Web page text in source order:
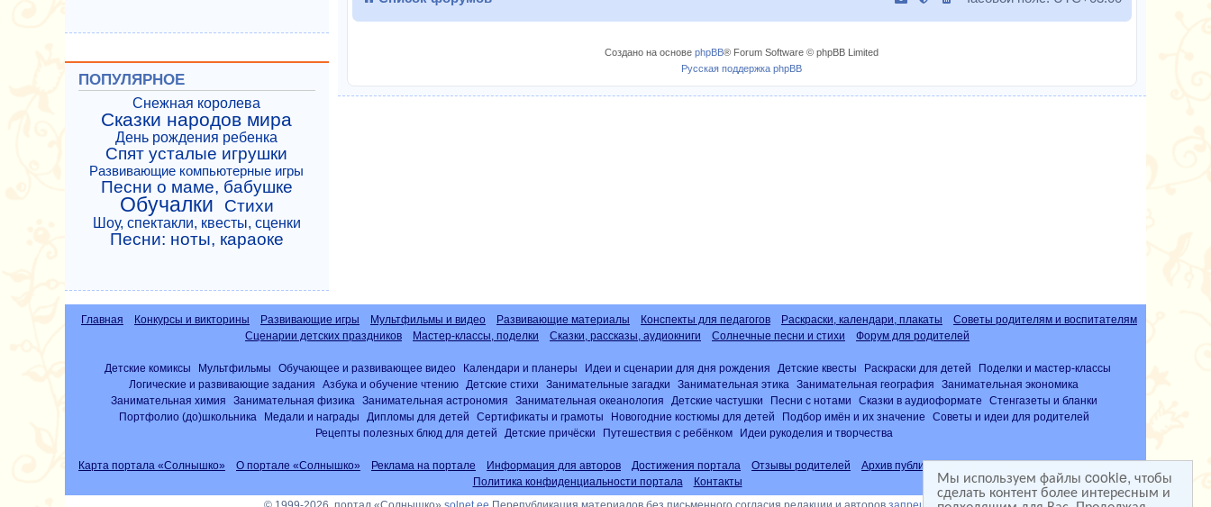
Мы используем файлы cookie, чтобы
сделать контент более интересным и
Создано на основеphpBB® Forum Software © phpBB Limited
Русская поддержка phpBB
ПОПУЛЯРНОЕ
Снежная королева
Сказки народов мира
День рождения ребенка
Спят усталые игрушки
Развивающие компьютерные игры
Песни о маме, бабушке
Обучалки Стихи
Шоу, спектакли, квесты, сценки
Песни: ноты, караоке
Главная Конкурсы и викторины Развивающие игры Мультфильмы и видео Развивающие материалы Конспекты для педагогов Раскраски, календари, плакаты
Советы родителям и воспитателям
Сценарии детских праздников
Мастер-классы, поделки Сказки, рассказы, аудиокниги Солнечные песни и стихи Форум для родителей
Детские комиксы Мультфильмы Обучающее и развивающее видео Календари и планеры Идеи и сценарии для дня рождения Детские квесты Раскраски для детей
Поделки и мастер-классы
Логические и развивающие задания
Азбука и обучение чтению Детские стихи Занимательные загадки Занимательная этика Занимательная география
Занимательная экономика
Занимательная химия
Занимательная физика Занимательная астрономия Занимательная океанология Детские частушки Песни с нотами Сказки в аудиоформате
Стенгазеты и бланки
Портфолио (до)школьника
Медали и награды Дипломы для детей Сертификаты и грамоты Новогодние костюмы для детей Подбор имён и их значение
Советы и идеи для родителей
Рецепты полезных блюд для детей
Детские причёски Путешествия с ребёнком Идеи рукоделия и творчества
Карта портала «Солнышко» О портале «Солнышко» Реклама на портале Информация для авторов Достижения портала Отзывы родителей Архив публикаций
Политика конфиденциальности портала
Контакты